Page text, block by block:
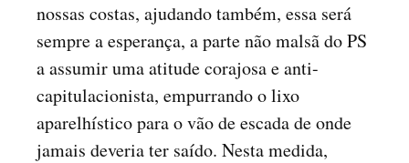
nossas costas, ajudando também, essa será
sempre a esperança, a parte não malsã do PS
a assumir uma atitude corajosa e anti-
capitulacionista, empurrando o lixo
aparelhístico para o vão de escada de onde
jamais deveria ter saído. Nesta medida,